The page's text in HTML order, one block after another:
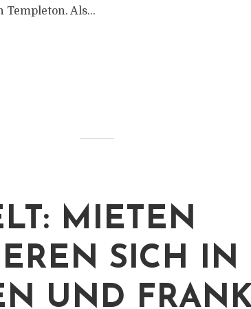
Templeton. Als...
MIETEN
SICH IN
UND